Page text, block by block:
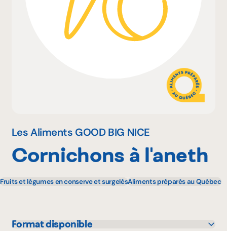
Institutions
À propos
EN
Les Aliments GOOD BIG NICE
Cornichons à l'aneth
Fruits et légumes en conserve et surgelésAliments préparés au Québec
Format disponible